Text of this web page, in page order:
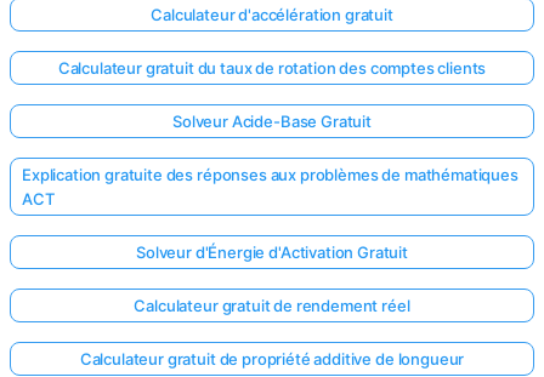
Calculateur d'accélération gratuit
Calculateur gratuit du taux de rotation des comptes clients
Solveur Acide-Base Gratuit
Explication gratuite des réponses aux problèmes de mathématiques
ACT
Solveur d'Énergie d'Activation Gratuit
Calculateur gratuit de rendement réel
Calculateur gratuit de propriété additive de longueur